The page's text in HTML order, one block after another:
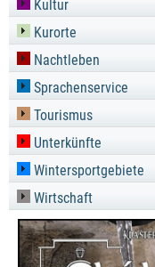
Kultur
Kurorte
Nachtleben
Sprachenservice
Tourismus
Unterkünfte
Wintersportgebiete
Wirtschaft